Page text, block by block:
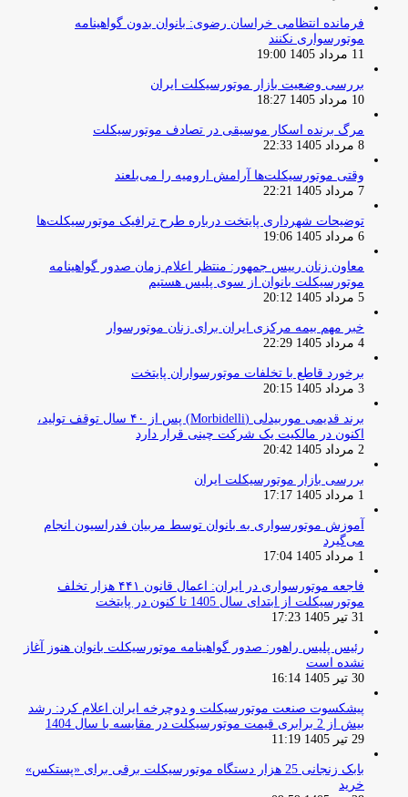
فرمانده انتظامی خراسان رضوی: بانوان بدون گواهینامه
موتورسواری نکنند
11 مرداد 1405 19:00
بررسی وضعیت بازار موتورسیکلت ایران
10 مرداد 1405 18:27
مرگ برنده اسکار موسیقی در تصادف موتورسیکلت
8 مرداد 1405 22:33
وقتی موتورسیکلت‌ها آرامش ارومیه را می‌بلعند
7 مرداد 1405 22:21
توضیحات شهرداری پایتخت درباره طرح ترافیک موتورسیکلت‌ها
6 مرداد 1405 19:06
معاون زنان رییس جمهور: منتظر اعلام زمان صدور گواهینامه
موتورسیکلت بانوان از سوی پلیس هستیم
5 مرداد 1405 20:12
خبر مهم بیمه مرکزی ایران برای زنان موتورسوار
4 مرداد 1405 22:29
برخورد قاطع با تخلفات موتورسواران پایتخت
3 مرداد 1405 20:15
برند قدیمی موربیدلی (Morbidelli) پس از ۴۰ سال توقف تولید،
اکنون در مالکیت یک شرکت چینی قرار دارد
2 مرداد 1405 20:42
بررسی بازار موتورسیکلت ایران
1 مرداد 1405 17:17
آموزش موتورسواری به بانوان توسط مربیان فدراسیون انجام
می‌گیرد
1 مرداد 1405 17:04
فاجعه موتورسواری در ایران: اعمال قانون ۴۴۱ هزار تخلف
موتورسیکلت از ابتدای سال 1405 تا کنون در پایتخت
31 تیر 1405 17:23
رئیس پلیس راهور: صدور گواهینامه موتورسیکلت بانوان هنوز آغاز
نشده است
30 تیر 1405 16:14
پیشکسوت صنعت موتورسیکلت و دوچرخه ایران اعلام کرد: رشد
بیش از 2 برابری قیمت موتورسیکلت در مقایسه با سال 1404
29 تیر 1405 11:19
بابک زنجانی 25 هزار دستگاه موتورسیکلت برقی برای «پستکس»
خرید